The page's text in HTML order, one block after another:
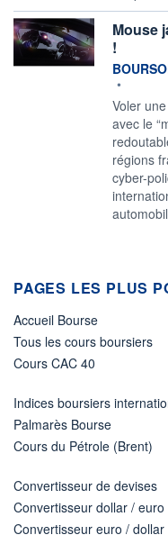
Mouse
!
•
Voler
avec le
régions
cyber-
PAGES LES PLUS
Accueil Bourse
Tous les cours boursiers
Cours CAC 40
Indices boursiers
Palmarès Bourse
Cours du Pétrole (Brent)
Convertisseur de devises
Convertisseur dollar / euro
Convertisseur euro / dollar